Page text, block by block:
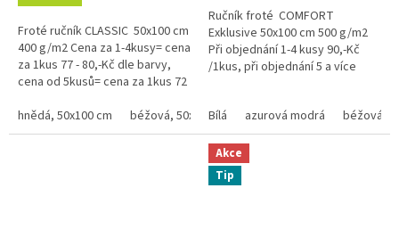
Froté ručník CLASSIC 50x100 cm
400 g/m2 Cena za 1-4kusy= cena
za 1kus 77 - 80,-Kč dle barvy,
cena od 5kusů= cena za 1kus 72
béžová a...
hnědá, 50x100 cm béžová, 50x100 xm černá, 50x100 cm
5
hvězdiček.
Ručník froté COMFORT
Exklusive 50x100 cm 500 g/m2
Při objednání 1-4 kusy 90,-Kč
/1kus, při objednání 5 a více
Bílá
azurová modrá béžová
Akce
Tip